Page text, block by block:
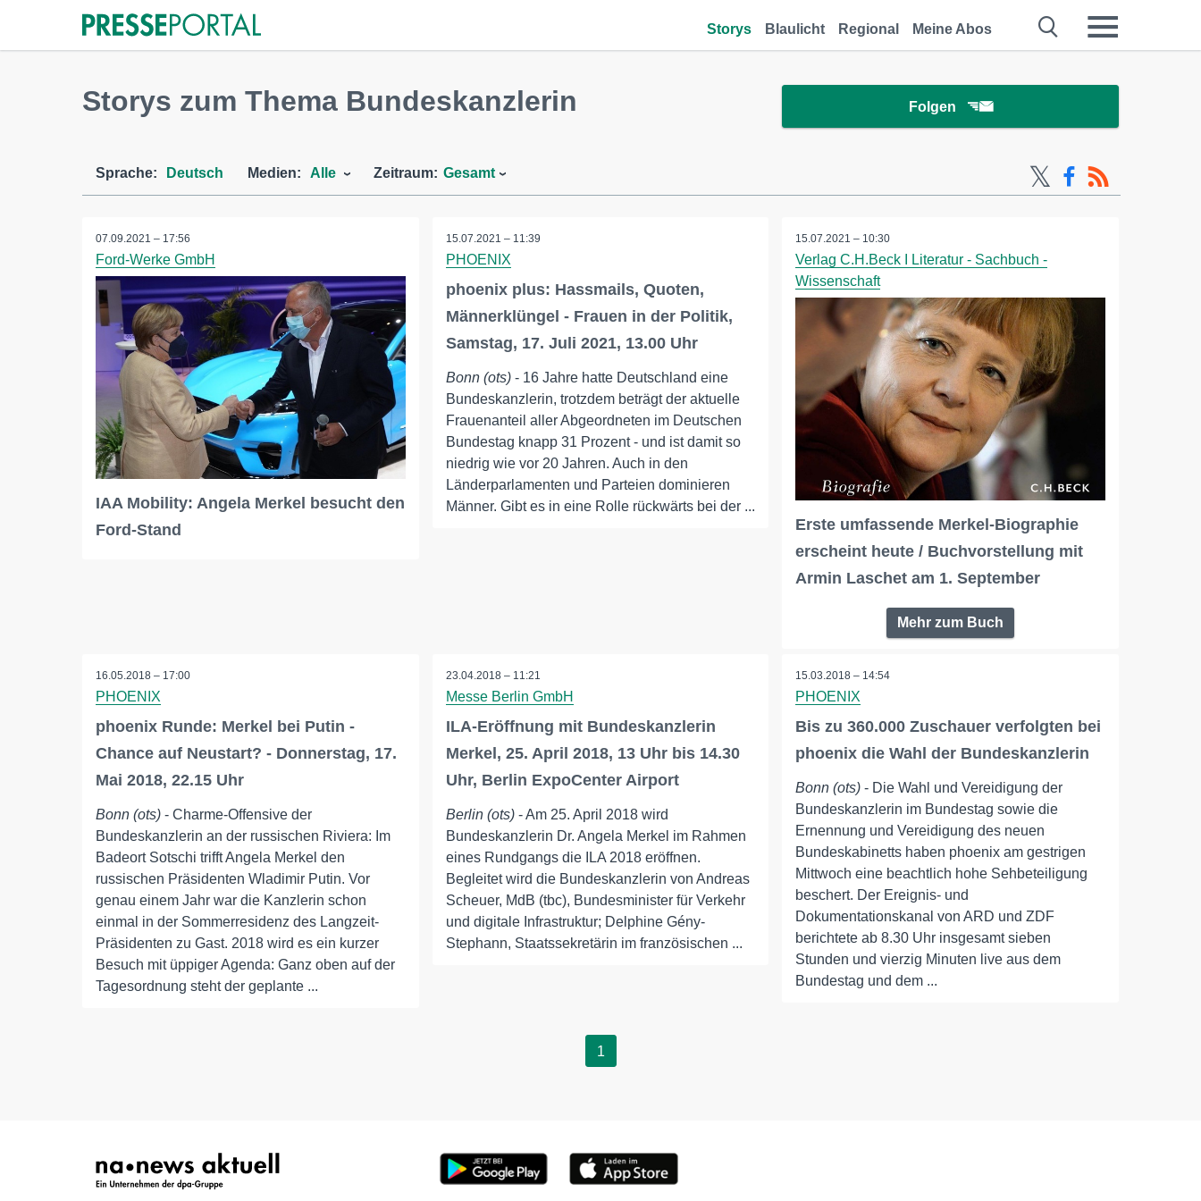
Storys Blaulicht Regional Meine Abos
Storys zum Thema Bundeskanzlerin Folgen
Sprache: Deutsch Medien: Alle Zeitraum: Gesamt
07.09.2021 – 17:56
Ford-Werke GmbH
IAA Mobility: Angela Merkel besucht den
Ford-Stand
15.07.2021 – 11:39
PHOENIX
phoenix plus: Hassmails, Quoten,
Männerklüngel - Frauen in der Politik,
Samstag, 17. Juli 2021, 13.00 Uhr
Bonn (ots)- 16 Jahre hatte Deutschland eine
Bundeskanzlerin, trotzdem beträgt der aktuelle
Frauenanteil aller Abgeordneten im Deutschen
Bundestag knapp 31 Prozent - und ist damit so
niedrig wie vor 20 Jahren. Auch in den
Länderparlamenten und Parteien dominieren
Männer. Gibt es in eine Rolle rückwärts bei der ...
15.07.2021 – 10:30
Verlag C.H.Beck I Literatur - Sachbuch -
Wissenschaft
Erste umfassende Merkel-Biographie
erscheint heute / Buchvorstellung mit
Armin Laschet am 1. September
Mehr zum Buch
16.05.2018 – 17:00
PHOENIX
phoenix Runde: Merkel bei Putin -
Chance auf Neustart? - Donnerstag, 17.
Mai 2018, 22.15 Uhr
Bonn (ots) - Charme-Offensive der
Bundeskanzlerin an der russischen Riviera: Im
Badeort Sotschi trifft Angela Merkel den
russischen Präsidenten Wladimir Putin. Vor
genau einem Jahr war die Kanzlerin schon
einmal in der Sommerresidenz des Langzeit-
Präsidenten zu Gast. 2018 wird es ein kurzer
Besuch mit üppiger Agenda: Ganz oben auf der
Tagesordnung steht der geplante ...
23.04.2018 – 11:21
Messe Berlin GmbH
ILA-Eröffnung mit Bundeskanzlerin
Merkel, 25. April 2018, 13 Uhr bis 14.30
Uhr, Berlin ExpoCenter Airport
Berlin (ots)- Am 25. April 2018 wird
Bundeskanzlerin Dr. Angela Merkel im Rahmen
eines Rundgangs die ILA 2018 eröffnen.
Begleitet wird die Bundeskanzlerin von Andreas
Scheuer, MdB (tbc), Bundesminister für Verkehr
und digitale Infrastruktur; Delphine Gény-
Stephann, Staatssekretärin im französischen ...
15.03.2018 – 14:54
PHOENIX
Bis zu 360.000 Zuschauer verfolgten bei
phoenix die Wahl der Bundeskanzlerin
Bonn (ots) - Die Wahl und Vereidigung der
Bundeskanzlerin im Bundestag sowie die
Ernennung und Vereidigung des neuen
Bundeskabinetts haben phoenix am gestrigen
Mittwoch eine beachtlich hohe Sehbeteiligung
beschert. Der Ereignis- und
Dokumentationskanal von ARD und ZDF
berichtete ab 8.30 Uhr insgesamt sieben
Stunden und vierzig Minuten live aus dem
Bundestag und dem ...
1